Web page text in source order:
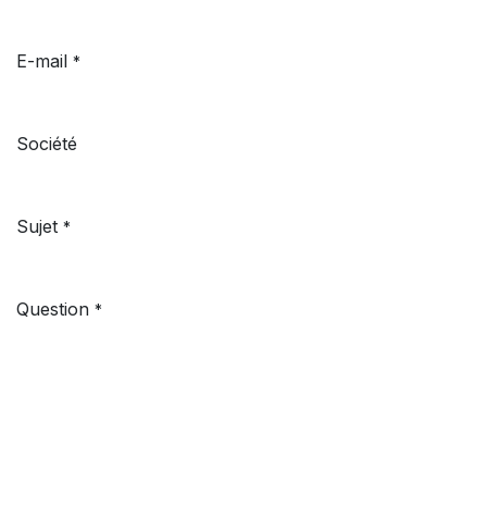
E-mail *
Société
Sujet *
Question *